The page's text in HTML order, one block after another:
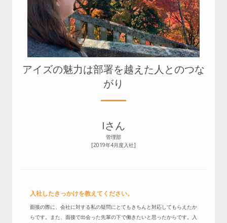
アイズの魅力は部署を越えた人とのつな
がり
Iさん
管理部
[2019年4月度入社]
入社したきっかけを教えてください。
面接の際に、会社に対する私の疑問にとてもきちんと対応してもらえたか
らです。また、面接で出会った先輩の下で働きたいと思ったからです。入